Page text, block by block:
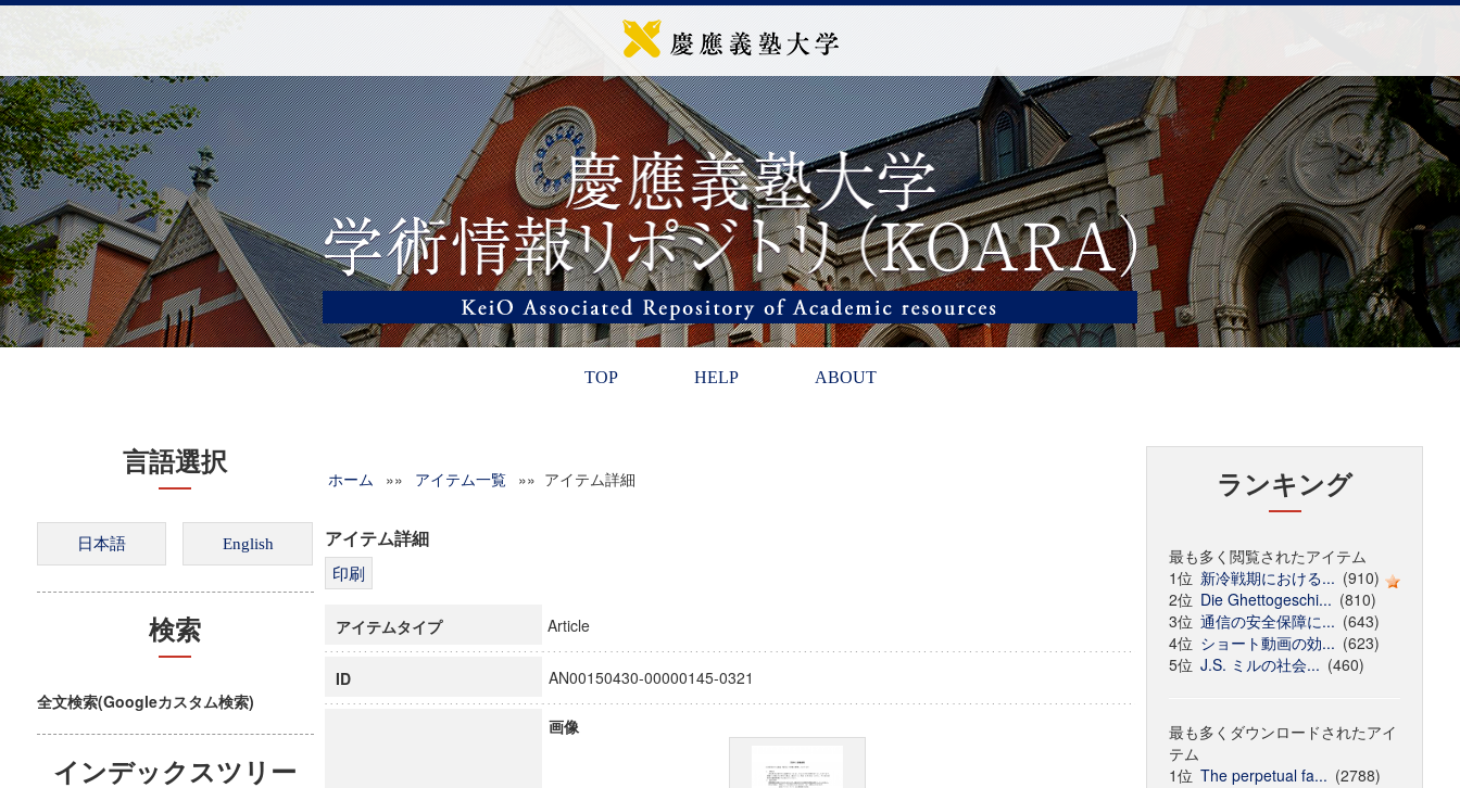
TOP HELP ABOUT
言語選択
検索
全文検索(Googleカスタム検索)
インデックスツリー
ホーム »» アイテム一覧 »» アイテム詳細
アイテム詳細
アイテムタイプ Article
ID AN00150430-00000145-0321
画像
ランキング
最も多く閲覧されたアイテム
1位 新冷戦期における... (910)
2位 Die Ghettogeschi... (810)
3位 通信の安全保障に... (643)
4位 ショート動画の効... (623)
5位 J.S. ミルの社会... (460)
最も多くダウンロードされたアイ
テム
1位 The perpetual fa... (2788)